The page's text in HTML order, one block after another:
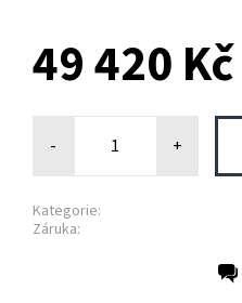
49 420 Kč
- +
Kategorie:
Záruka: